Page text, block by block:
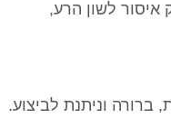
איסור לשון הרע,
וניתנת לביצוע.